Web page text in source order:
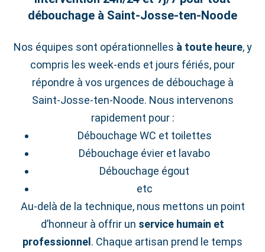
débouchage à Saint‑Josse‑ten‑Noode
Nos équipes sont opérationnelles à toute heure, y
compris les week‑ends et jours fériés, pour
répondre à vos urgences de débouchage à
Saint‑Josse‑ten‑Noode. Nous intervenons
rapidement pour :
Débouchage WC et toilettes
Débouchage évier et lavabo
Débouchage égout
etc
Au-delà de la technique, nous mettons un point
d’honneur à offrir un service humain et
professionnel. Chaque artisan prend le temps